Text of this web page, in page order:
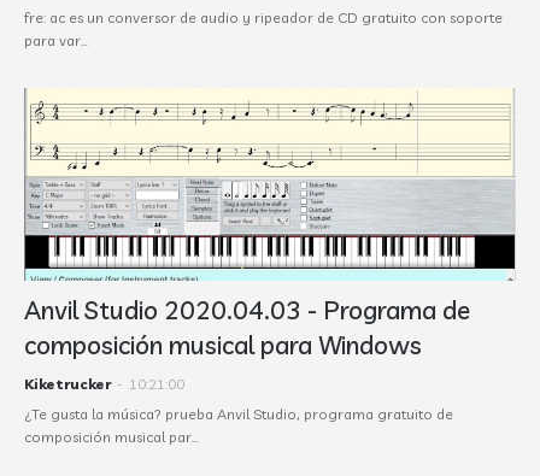
fre: ac es un conversor de audio y ripeador de CD gratuito con soporte
para var…
Anvil Studio 2020.04.03 - Programa de
composición musical para Windows
Kiketrucker - 10:21:00
¿Te gusta la música? prueba Anvil Studio, programa gratuito de
composición musical par…